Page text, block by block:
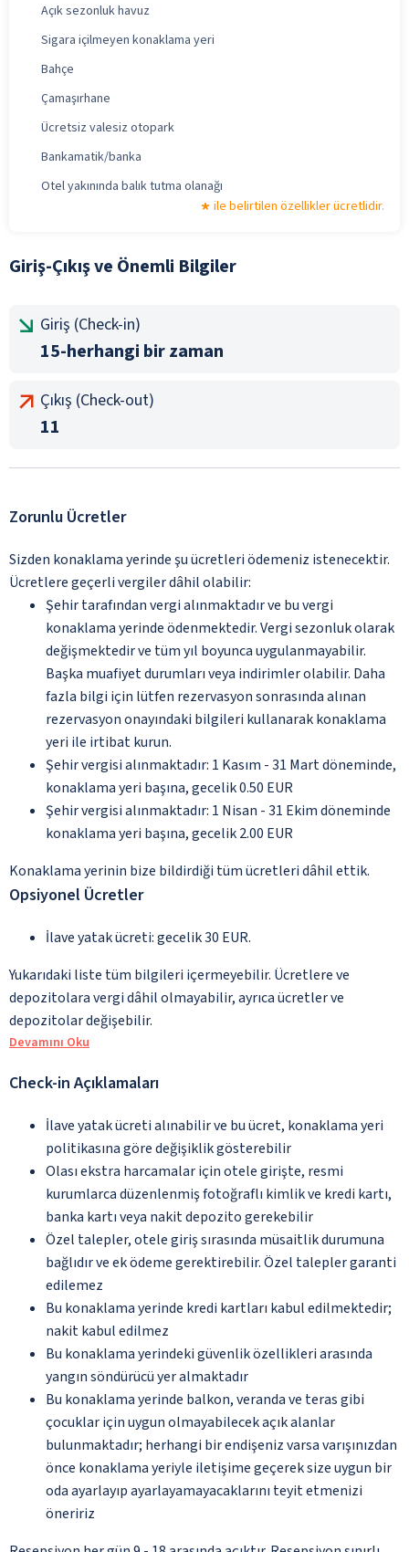
Açık sezonluk havuz
Sigara içilmeyen konaklama yeri
Bahçe
Çamaşırhane
Ücretsiz valesiz otopark
Bankamatik/banka
Otel yakınında balık tutma olanağı
ile belirtilen özellikler ücretlidir.
Giriş-Çıkış ve Önemli Bilgiler
Giriş (Check-in)
15-herhangi bir zaman
Çıkış (Check-out)
11
Zorunlu Ücretler
Sizden konaklama yerinde şu ücretleri ödemeniz istenecektir.
Ücretlere geçerli vergiler dâhil olabilir:
Şehir tarafından vergi alınmaktadır ve bu vergi
konaklama yerinde ödenmektedir. Vergi sezonluk olarak
değişmektedir ve tüm yıl boyunca uygulanmayabilir.
Başka muafiyet durumları veya indirimler olabilir. Daha
fazla bilgi için lütfen rezervasyon sonrasında alınan
rezervasyon onayındaki bilgileri kullanarak konaklama
yeri ile irtibat kurun.
Şehir vergisi alınmaktadır: 1 Kasım - 31 Mart döneminde,
konaklama yeri başına, gecelik 0.50 EUR
Şehir vergisi alınmaktadır: 1 Nisan - 31 Ekim döneminde
konaklama yeri başına, gecelik 2.00 EUR
Konaklama yerinin bize bildirdiği tüm ücretleri dâhil ettik.
Opsiyonel Ücretler
İlave yatak ücreti: gecelik 30 EUR.
Yukarıdaki liste tüm bilgileri içermeyebilir. Ücretlere ve
depozitolara vergi dâhil olmayabilir, ayrıca ücretler ve
depozitolar değişebilir.
Devamını Oku
Check-in Açıklamaları
İlave yatak ücreti alınabilir ve bu ücret, konaklama yeri
politikasına göre değişiklik gösterebilir
Olası ekstra harcamalar için otele girişte, resmi
kurumlarca düzenlenmiş fotoğraflı kimlik ve kredi kartı,
banka kartı veya nakit depozito gerekebilir
Özel talepler, otele giriş sırasında müsaitlik durumuna
bağlıdır ve ek ödeme gerektirebilir. Özel talepler garanti
edilemez
Bu konaklama yerinde kredi kartları kabul edilmektedir;
nakit kabul edilmez
Bu konaklama yerindeki güvenlik özellikleri arasında
yangın söndürücü yer almaktadır
Bu konaklama yerinde balkon, veranda ve teras gibi
çocuklar için uygun olmayabilecek açık alanlar
bulunmaktadır; herhangi bir endişeniz varsa varışınızdan
önce konaklama yeriyle iletişime geçerek size uygun bir
oda ayarlayıp ayarlayamayacaklarını teyit etmenizi
öneririz